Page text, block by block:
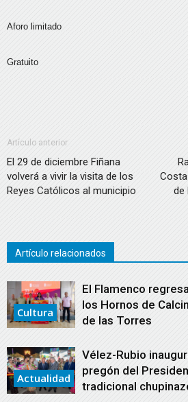
Aforo limitado
Gratuito
Artículo anterior
El 29 de diciembre Fiñana
volverá a vivir la visita de los
Reyes Católicos al municipio
de
Artículo relacionados
Cultura
El Flamenco
los Hornos de
de las Torres
Actualidad
Vélez-Rubio
pregón del
tradicional